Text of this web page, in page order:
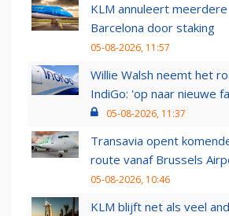
KLM annuleert
Barcelona door staking
05-08-2026, 11:57
Willie Walsh neemt het
IndiGo: 'op naar nieuwe
05-08-2026, 11:37
Transavia opent
route vanaf Brussels
05-08-2026, 10:46
KLM blijft net als veel